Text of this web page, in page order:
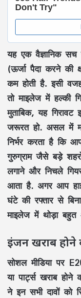
यह एक वैज्ञानिक
(ऊर्जा पैदा करने की
कम होती है. इसी
तो माइलेज में हल्की
मुताबिक, यह
जरूरत हो. असल में
निर्भर करता है कि
गुरुग्राम जैसे बड़े
लगाने और निचले
आता है. अगर आप
घंटे की रफ्तार से
माइलेज में थोड़ा
इंजन खराब होने
सोशल मीडिया पर
या पार्ट्स खराब
ने इन सभी दावों